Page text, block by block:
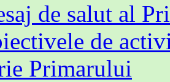
de salut al
de
Primarului